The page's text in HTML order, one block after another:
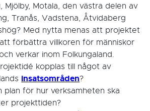
Mjölby, Motala, den västra delen av
Tranås, Vadstena, Åtvidaberg
Med nytta menas att projektet
förbättra villkoren för människor
verkar inom Folkungaland.
kopplas till något av
insatsområden?
plan för hur verksamheten ska
projekttiden?